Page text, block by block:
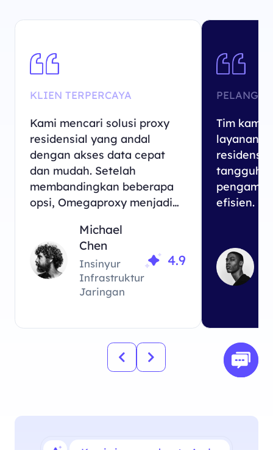
KLIEN TERPERCAYA
Kami mencari solusi proxy
residensial yang andal
dengan akses data cepat
dan mudah. Setelah
membandingkan beberapa
opsi, Omegaproxy menjadi
kebutuhan bisnis kami.
Michael
Chen
Insinyur
Infrastruktur
Jaringan
4.9
Tim kami
layanan
tangguh
efisien.
kami